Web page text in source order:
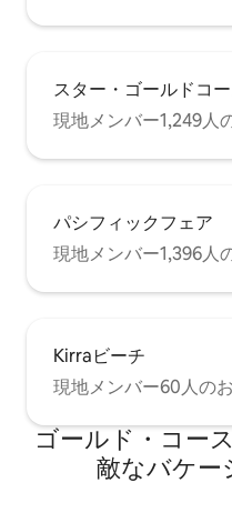
リバースサイクルエアコン 【ベッドルー
大80 kg ） - ベッドリネン
イドテーブルとコートハン
とリバースサイクルエアコン キッズ
イルーム テレビとDVD（ス
たトイレ トイレとバスル
真参照） - バスルーム - シ
ブ、ダブルシンクの洗面台
ヤー ランドリー - 洗濯乾燥機 ペグと物干
しロープ 洗濯用洗剤スタ
ろ/通りから離れた安全な
駐車スペース（屋根付き1
スペース2台分） - 道路沿
ん） 含まれていないもの/必要な持ち物 -
プール・ビーチタオル ****ボーナス**** -
リネンレンタルは料金に含
スター・ゴールドコー
現地メンバー1,249人
パシフィックフェア
現地メンバー1,396人
Kirraビーチ
現地メンバー60人の
ゴールド・コー
敵なバケー